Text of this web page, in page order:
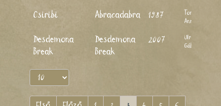
Csiribi Abracadabra 1987
Toró
Annamária
Desdemona
Break
Desdemona
Break
2007
Ulrich
Gábor